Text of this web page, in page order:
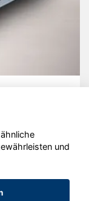
- 2026
und